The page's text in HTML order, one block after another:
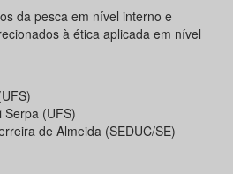
da pesca em nível interno e
à ética aplicada em nível
Serpa (UFS)
de Almeida (SEDUC/SE)